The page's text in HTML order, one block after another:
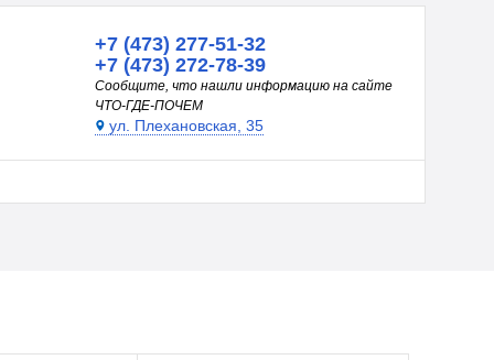
+7 (473) 277-51-32
+7 (473) 272-78-39
Сообщите, что нашли информацию на сайте
ЧТО-ГДЕ-ПОЧЕМ
ул. Плехановская, 35